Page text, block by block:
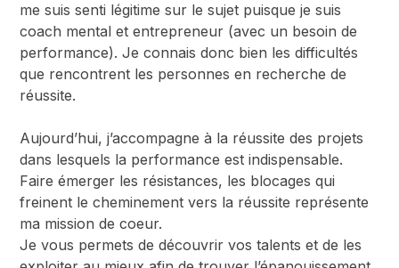
me suis senti légitime sur le sujet puisque je suis
coach mental et entrepreneur (avec un besoin de
performance). Je connais donc bien les difficultés
que rencontrent les personnes en recherche de
réussite.
Aujourd’hui, j’accompagne à la réussite des projets
dans lesquels la performance est indispensable.
Faire émerger les résistances, les blocages qui
freinent le cheminement vers la réussite représente
ma mission de coeur.
Je vous permets de découvrir vos talents et de les